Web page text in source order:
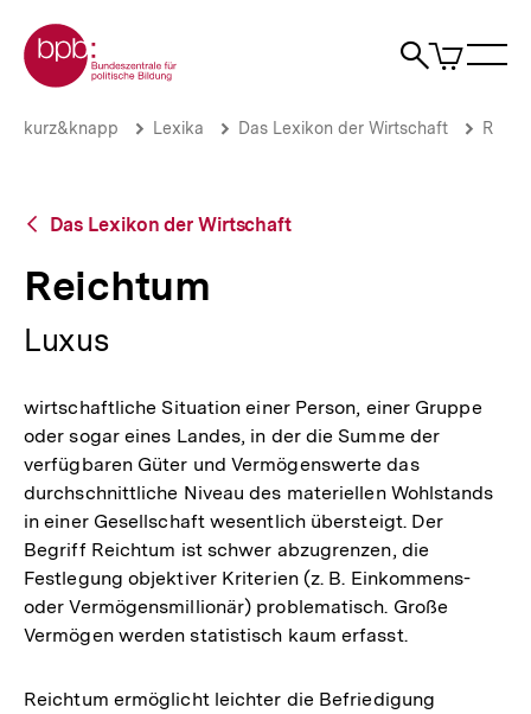
zum
Seiteninhalt
springen
Zur Startseite der bpb
Suche
Artikel
im
Reichtum
Brotkrümelnavigation
Pfadnavigation
kurz&knapp Lexika Das Lexikon der Wirtschaft R
Zurück
Übersicht
Das Lexikon der Wirtschaft
Reichtum
Luxus
wirtschaftliche Situation einer Person, einer Gruppe
oder sogar eines Landes, in der die Summe der
verfügbaren Güter und Vermögenswerte das
durchschnittliche Niveau des materiellen Wohlstands
in einer Gesellschaft wesentlich übersteigt. Der
Begriff Reichtum ist schwer abzugrenzen, die
Festlegung objektiver Kriterien (z. B. Einkommens-
oder Vermögensmillionär) problematisch. Große
Vermögen werden statistisch kaum erfasst.
Reichtum ermöglicht leichter die Befriedigung